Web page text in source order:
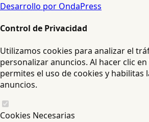
Desarrollo por OndaPress
Control de Privacidad
Utilizamos cookies para analizar el
personalizar anuncios. Al hacer clic
permites el uso de cookies y habilitas
anuncios.
Cookies Necesarias